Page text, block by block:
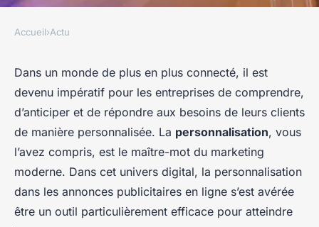
L'importance de la
personnalisation dans les
annonces publicitaires en
ligne.
Clément•21 janvier 2024• 5 min de lecture
Accueil›Actu
Dans un monde de plus en plus connecté, il est
devenu impératif pour les entreprises de comprendre,
d’anticiper et de répondre aux besoins de leurs clients
de manière personnalisée. La personnalisation, vous
l’avez compris, est le maître-mot du marketing
moderne. Dans cet univers digital, la personnalisation
dans les annonces publicitaires en ligne s’est avérée
être un outil particulièrement efficace pour atteindre